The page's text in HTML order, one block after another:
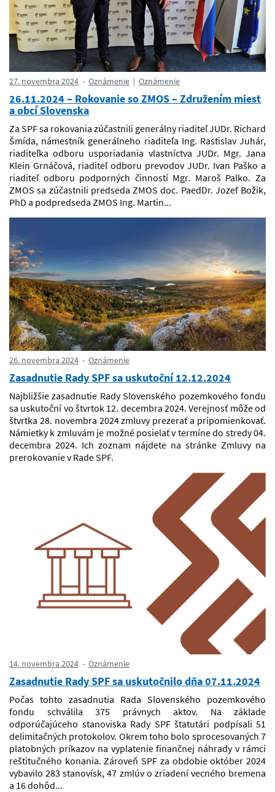
27. novembra 2024 Oznámenie Oznámenie
26.11.2024 – Rokovanie so ZMOS – Združením miest
a obcí Slovenska
Za SPF sa rokovania zúčastnili generálny riaditeľ JUDr. Richard
Šmída, námestník generálneho riaditeľa Ing. Rastislav Juhár,
riaditeľka odboru usporiadania vlastníctva JUDr. Mgr. Jana
Klein Grnáčová, riaditeľ odboru prevodov JUDr. Ivan Paško a
riaditeľ odboru podporných činností Mgr. Maroš Palko. Za
ZMOS sa zúčastnili predseda ZMOS doc. PaedDr. Jozef Božik,
PhD a podpredseda ZMOS Ing. Martin...
26. novembra 2024 Oznámenie
Zasadnutie Rady SPF sa uskutoční 12.12.2024
Najbližšie zasadnutie Rady Slovenského pozemkového fondu
sa uskutoční vo štvrtok 12. decembra 2024. Verejnosť môže od
štvrtka 28. novembra 2024 zmluvy prezerať a pripomienkovať.
Námietky k zmluvám je možné posielať v termíne do stredy 04.
decembra 2024. Ich zoznam nájdete na stránke Zmluvy na
prerokovanie v Rade SPF.
14. novembra 2024 Oznámenie
Zasadnutie Rady SPF sa uskutočnilo dňa 07.11.2024
Počas tohto zasadnutia Rada Slovenského pozemkového
fondu schválila 375 právnych aktov. Na základe
odporúčajúceho stanoviska Rady SPF štatutári podpísali 51
delimitačných protokolov. Okrem toho bolo sprocesovaných 7
platobných príkazov na vyplatenie finančnej náhrady v rámci
reštitučného konania. Zároveň SPF za obdobie október 2024
vybavilo 283 stanovísk, 47 zmlúv o zriadení vecného bremena
a 16 dohôd...